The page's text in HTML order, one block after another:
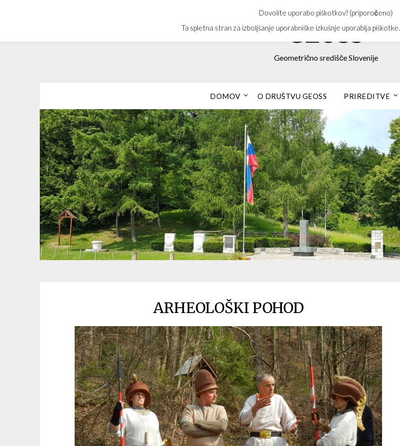
GEOSS
Geometrično središče Slovenije
DOMOV O DRUŠTVU GEOSS PRIREDITVE
ARHEOLOŠKI POHOD
Dovolite uporabo piškotkov? (priporočeno)
Ta spletna stran za izboljšanje uporabniške izkušnje uporablja piškotke.